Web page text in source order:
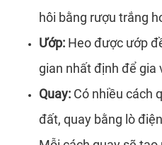
hôi bằng rượu trắng
Ướp: Heo được ướp
gian nhất định để gia
Quay: Có nhiều cách
đất, quay bằng lò